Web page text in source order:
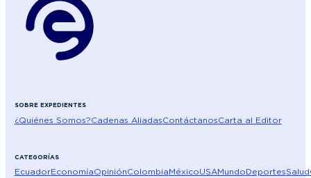
SOBRE EXPEDIENTES
¿Quiénes Somos?Cadenas AliadasContáctanosCarta al Editor
CATEGORÍAS
EcuadorEconomíaOpiniónColombiaMéxicoUSAMundoDeportesSalud